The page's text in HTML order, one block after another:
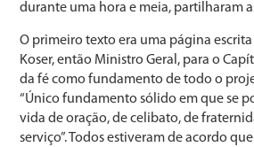
durante uma hora e meia, partilharam
O primeiro texto era uma página
Koser, então Ministro Geral, para o
da fé como fundamento de todo o
“Único fundamento sólido em que se
vida de oração, de celibato, de
serviço”. Todos estiveram de acordo